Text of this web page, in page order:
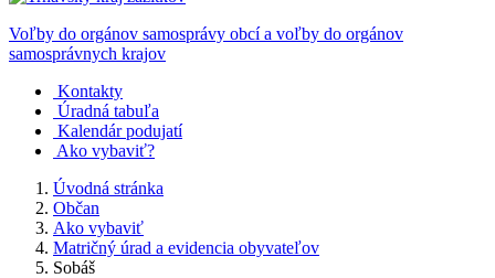
Voľby do orgánov samosprávy obcí a voľby do orgánov
samosprávnych krajov
Kontakty
Úradná tabuľa
Kalendár podujatí
Ako vybaviť?
Úvodná stránka
Občan
Ako vybaviť
Matričný úrad a evidencia obyvateľov
Sobáš